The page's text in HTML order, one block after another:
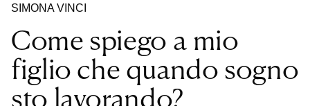
SIMONA VINCI
Come spiego a mio
figlio che quando sogno
sto lavorando?